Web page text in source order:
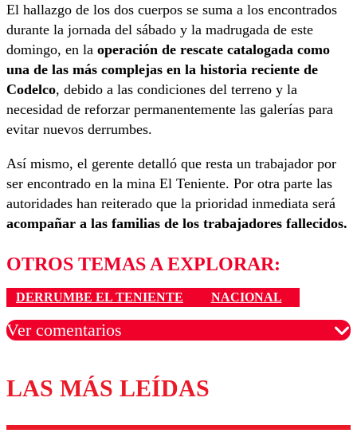
El hallazgo de los dos cuerpos se suma a los encontrados
durante la jornada del sábado y la madrugada de este
domingo, en la operación de rescate catalogada como
una de las más complejas en la historia reciente de
Codelco, debido a las condiciones del terreno y la
necesidad de reforzar permanentemente las galerías para
evitar nuevos derrumbes.
Así mismo, el gerente detalló que resta un trabajador por
ser encontrado en la mina El Teniente. Por otra parte las
autoridades han reiterado que la prioridad inmediata será
acompañar a las familias de los trabajadores fallecidos.
OTROS TEMAS A EXPLORAR:
DERRUMBE EL TENIENTE NACIONAL
Ver comentarios
Los comentarios son moderados para garantizar un
diálogo respetuoso.
LAS MÁS LEÍDAS